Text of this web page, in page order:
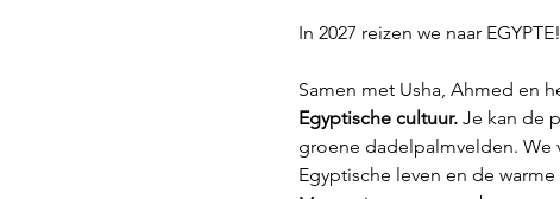
In 2027 reizen we naar EGYPTE!
Samen met Usha, Ahmed en
Egyptische cultuur. Je kan de
groene dadelpalmvelden. We
Egyptische leven en de